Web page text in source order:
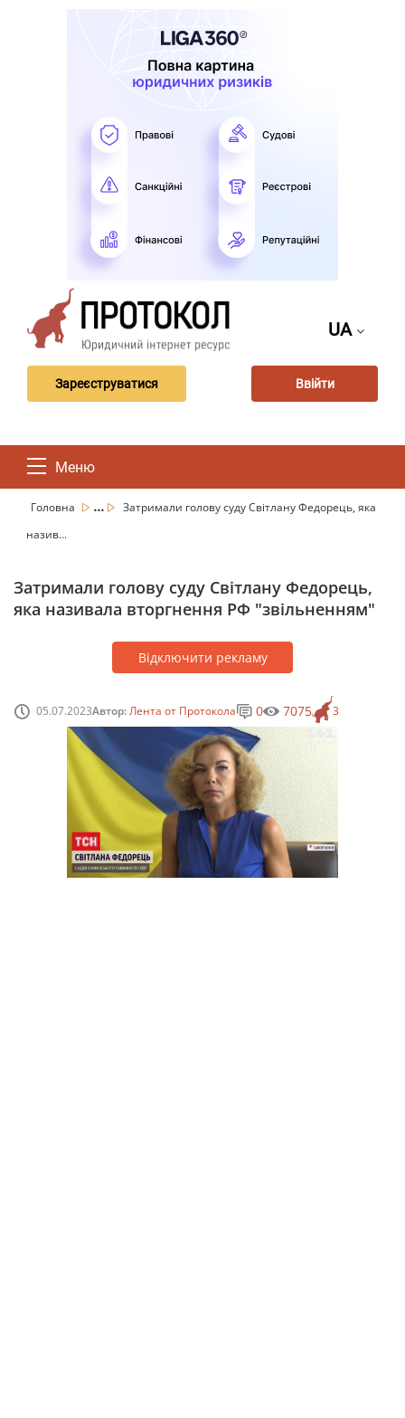
UA
Зареєструватися Ввійти
Меню
Головна ...
Затримали голову суду Світлану Федорець, яка
назив...
Затримали голову суду Світлану Федорець,
яка називала вторгнення РФ "звільненням"
Відключити рекламу
05.07.2023Автор:Лента от Протокола 3
0 7075